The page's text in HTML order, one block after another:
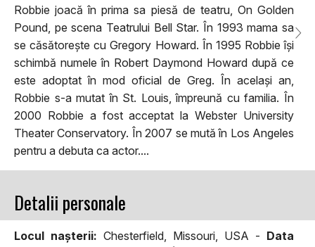
Robbie joacă în prima sa piesă de teatru, On Golden
Pound, pe scena Teatrului Bell Star. În 1993 mama sa
se căsătorește cu Gregory Howard. În 1995 Robbie își
schimbă numele în Robert Daymond Howard după ce
este adoptat în mod oficial de Greg. În același an,
Robbie s-a mutat în St. Louis, împreună cu familia. În
2000 Robbie a fost acceptat la Webster University
Theater Conservatory. În 2007 se mută în Los Angeles
pentru a debuta ca actor....
Detalii personale
Locul naşterii: Chesterfield, Missouri, USA - Data